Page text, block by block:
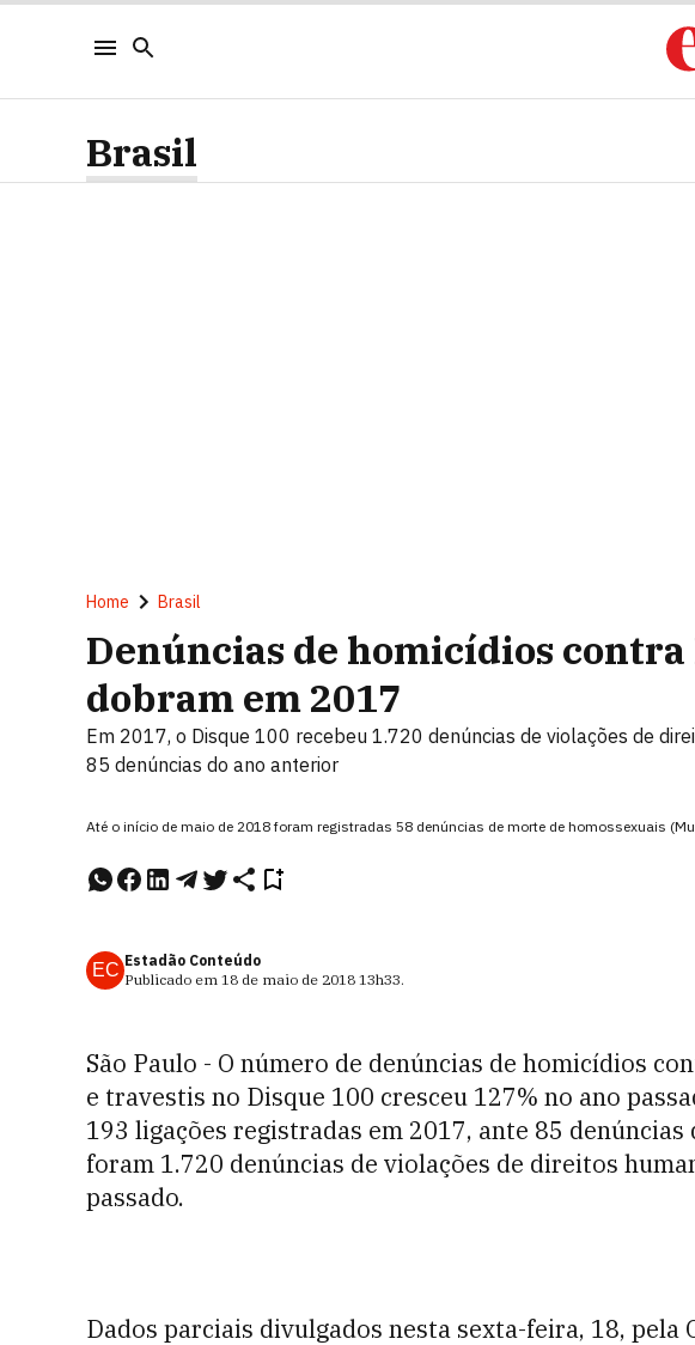
Brasil
Home Brasil
Denúncias de homicídios contra
dobram em 2017
Em 2017, o Disque 100 recebeu 1.720 denúncias de violações de
85 denúncias do ano anterior
Até o início de maio de 2018 foram registradas 58 denúncias de morte de homossexuais
EC Estadão Conteúdo
Publicado em 18 de maio de 2018 13h33.
São Paulo - O número de denúncias de homicídios
e travestis no Disque 100 cresceu 127% no ano
193 ligações registradas em 2017, ante 85
foram 1.720 denúncias de violações de direitos
passado.
Dados parciais divulgados nesta sexta-feira, 18,